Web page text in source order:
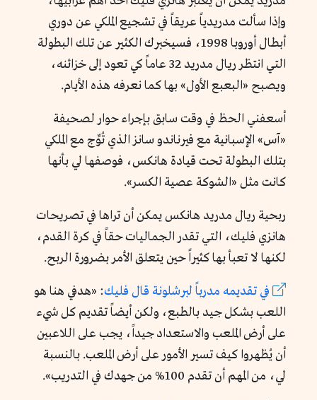
وإذا سألت مدريدياً عريقاً في تشجيع الملكي عن دوري
أبطال أوروبا 1998، فسيخبرك الكثير عن تلك البطولة
التي انتظر ريال مدريد 32 عاماً كي تعود إلى خزائنه،
ويصبح «البعبع الأول» بها كما نعرفه هذه الأيام.
أسعفني الحظ في وقت سابق بإجراء حوار لصحيفة
«آس» الإسبانية مع فيرناندو سانز الذي تُوِّج مع الملكي
بتلك البطولة تحت قيادة هانكس، فوصفها لي بأنها
كانت مثل «الشوكة عصية الكسر».
ربحية ريال مدريد هانكس يمكن أن تراها في تصريحات
هانزي فليك، التي تقدر الجماليات حقاً في كرة القدم،
لكنها لا تعبأ بها كثيراً حين يتعلق الأمر بضرورة الربح.
في تقديمه مدرباً لبرشلونة قال فليك: «هدفي هنا هو
اللعب بشكل جيد بالطبع، ولكن أيضاً تقديم كل شيء
على أرض الملعب والاستعداد جيداً، يجب على اللاعبين
أن يُظهروا كيف تسير الأمور على أرض الملعب. بالنسبة
لي، من المهم أن تقدم 100% من جهدك في التدريب».